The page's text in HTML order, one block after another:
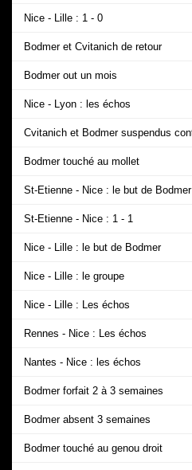
Nice - Lille : 1 - 0
Bodmer et Cvitanich de retour
Bodmer out un mois
Nice - Lyon : les échos
Cvitanich et Bodmer suspendus
Bodmer touché au mollet
St-Etienne - Nice : le but de Bodmer
St-Etienne - Nice : 1 - 1
Nice - Lille : le but de Bodmer
Nice - Lille : le groupe
Nice - Lille : Les échos
Rennes - Nice : Les échos
Nantes - Nice : les échos
Bodmer forfait 2 à 3 semaines
Bodmer absent 3 semaines
Bodmer touché au genou droit